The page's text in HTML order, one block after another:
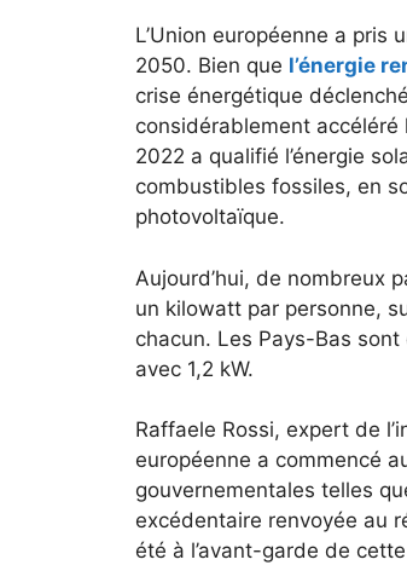
L’Union européenne a pris
2050. Bien que l’énergie
crise énergétique
considérablement accéléré
2022 a qualifié l’énergie
combustibles fossiles, en
photovoltaïque.
Aujourd’hui, de nombreux
un kilowatt par personne,
chacun. Les Pays-Bas
avec 1,2 kW.
Raffaele Rossi, expert de
européenne a commencé
gouvernementales telles
excédentaire renvoyée au
été à l’avant-garde de